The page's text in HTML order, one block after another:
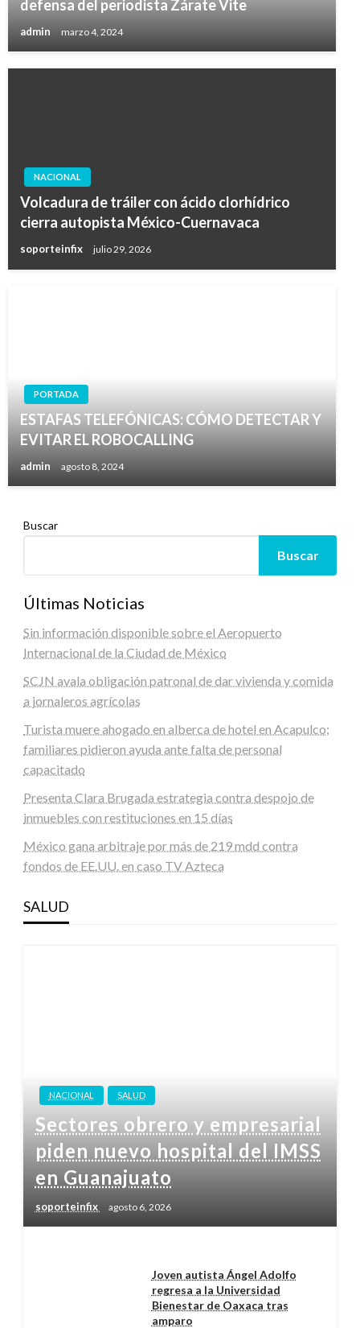
defensa del periodista Zárate Vite
admin marzo 4, 2024
NACIONAL
Volcadura de tráiler con ácido clorhídrico
cierra autopista México-Cuernavaca
soporteinfix julio 29, 2026
PORTADA
ESTAFAS TELEFÓNICAS: CÓMO DETECTAR Y
EVITAR EL ROBOCALLING
admin agosto 8, 2024
Buscar
Buscar
Últimas Noticias
Sin información disponible sobre el Aeropuerto
Internacional de la Ciudad de México
SCJN avala obligación patronal de dar vivienda y comida
a jornaleros agrícolas
Turista muere ahogado en alberca de hotel en Acapulco;
familiares pidieron ayuda ante falta de personal
capacitado
Presenta Clara Brugada estrategia contra despojo de
inmuebles con restituciones en 15 días
México gana arbitraje por más de 219 mdd contra
fondos de EE.UU. en caso TV Azteca
SALUD
NACIONAL SALUD
Sectores obrero y empresarial
piden nuevo hospital del IMSS
en Guanajuato
soporteinfix agosto 6, 2026
Joven autista Ángel Adolfo
regresa a la Universidad
Bienestar de Oaxaca tras
amparo